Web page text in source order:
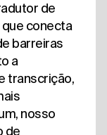
de
conecta
barreiras
a
transcrição,
nosso
de